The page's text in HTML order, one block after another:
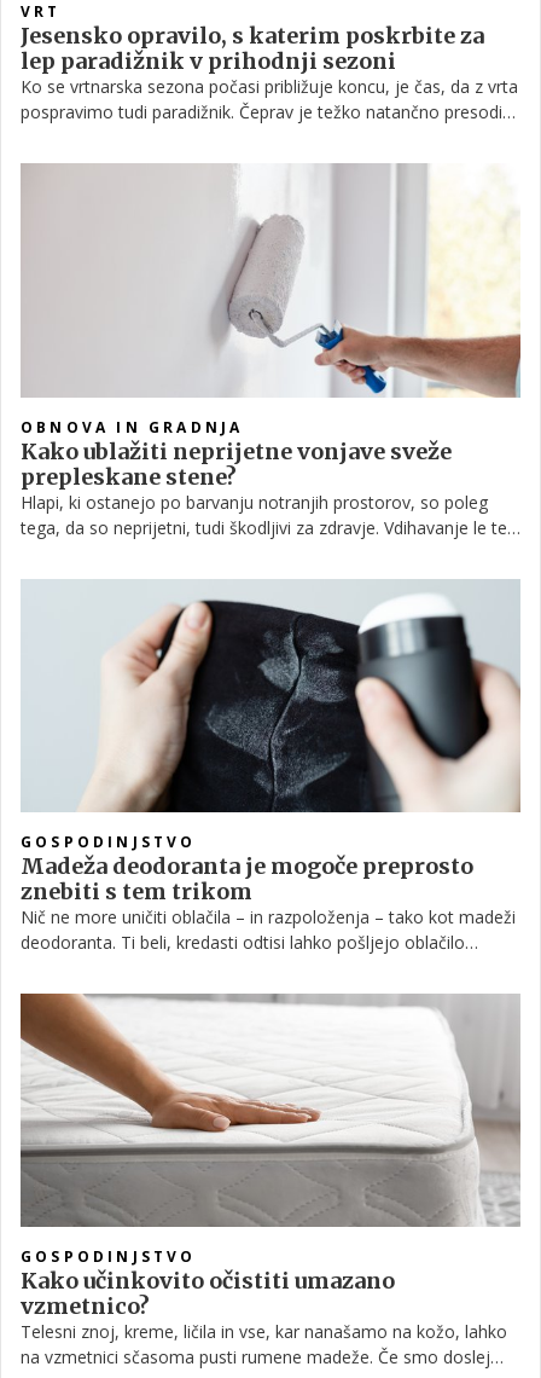
VRT
Jesensko opravilo, s katerim poskrbite za
lep paradižnik v prihodnji sezoni
Ko se vrtnarska sezona počasi približuje koncu, je čas, da z vrta
pospravimo tudi paradižnik. Čeprav je težko natančno presoditi,
rastlin paradižnikov, preden tla zmrznejo, pomembna naloga, ki
veliko bolj urejen. Nenazadnje pa je priprava gredic na zimski
počitek ključna za dobro uspevanje v prihodnjem letu.
OBNOVA IN GRADNJA
Kako ublažiti neprijetne vonjave sveže
prepleskane stene?
Hlapi, ki ostanejo po barvanju notranjih prostorov, so poleg
tega, da so neprijetni, tudi škodljivi za zdravje. Vdihavanje le teh
ali celo dihalne stiske. Povsem normalno je, da ima sveže
prepleskana stena vonj, a če ta tudi po daljšem zračenju ne
izgine, si lahko pomagate s spodnjimi nasveti.
GOSPODINJSTVO
Madeža deodoranta je mogoče preprosto
znebiti s tem trikom
Nič ne more uničiti oblačila – in razpoloženja – tako kot madeži
deodoranta. Ti beli, kredasti odtisi lahko pošljejo oblačilo
oblačila. Poglejmo, kako jih odstraniti.
GOSPODINJSTVO
Kako učinkovito očistiti umazano
vzmetnico?
Telesni znoj, kreme, ličila in vse, kar nanašamo na kožo, lahko
na vzmetnici sčasoma pusti rumene madeže. Če smo doslej